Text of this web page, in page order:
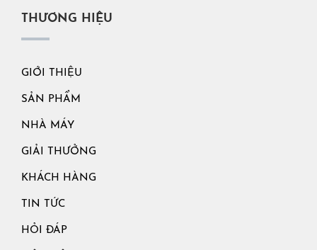
THƯƠNG HIỆU
GIỚI THIỆU
SẢN PHẨM
NHÀ MÁY
GIẢI THƯỞNG
KHÁCH HÀNG
TIN TỨC
HỎI ĐÁP